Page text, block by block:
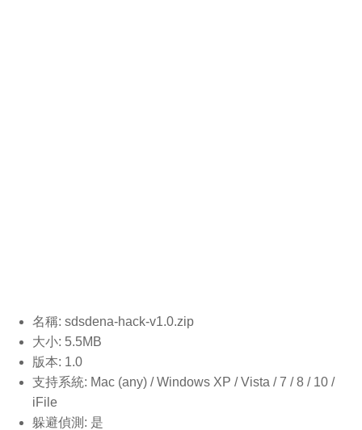
名稱: sdsdena-hack-v1.0.zip
大小: 5.5MB
版本: 1.0
支持系統: Mac (any) / Windows XP / Vista / 7 / 8 / 10 /
iFile
躲避偵測: 是